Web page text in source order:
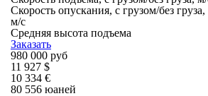
Скорость опускания, с грузом/без груза,
м/с
Средняя высота подъема
Заказать
980 000 руб
11 927 $
10 334 €
80 556 юаней